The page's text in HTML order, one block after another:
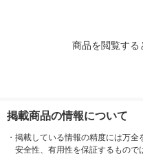
商品を閲覧する
掲載商品の情報について
・ 掲載している情報の精度には万全
安全性、有用性を保証するもので